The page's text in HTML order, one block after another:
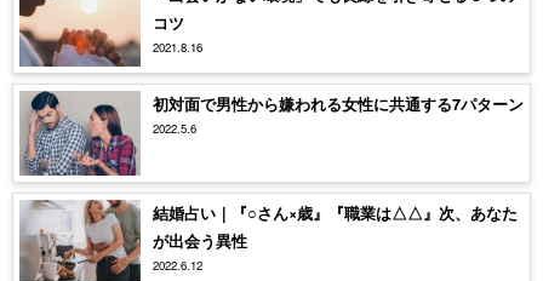
コツ
2021.8.16
初対面で男性から嫌われる女性に共通する7パターン
2022.5.6
結婚占い｜『○さん×歳』『職業は△△』次、あなた
が出会う異性
2022.6.12